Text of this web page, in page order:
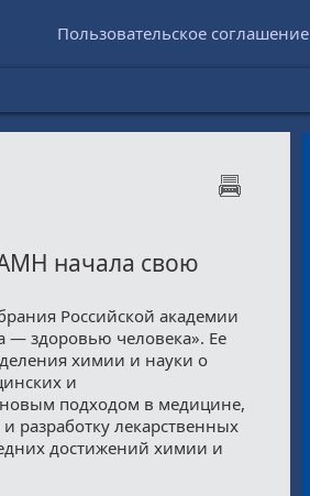
Пользовательское соглашение
начала свою
Российской академии
— здоровью человека». Ее
химии и науки о
и
новым подходом в медицине,
разработку лекарственных
достижений химии и